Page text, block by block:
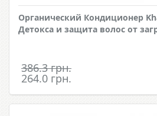
Органический Кондиционер
Детокса и защита волос от
386.3 грн.
264.0 грн.